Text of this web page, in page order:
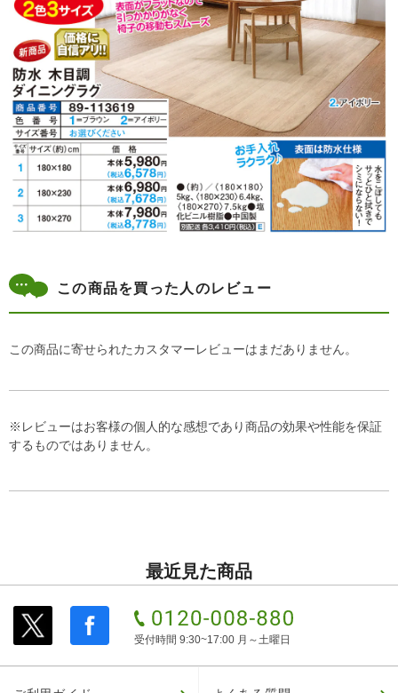
この商品を買った人のレビュー
この商品に寄せられたカスタマーレビューはまだありません。
※レビューはお客様の個人的な感想であり商品の効果や性能を保証
するものではありません。
最近見た商品
受付時間 9:30~17:00 月～土曜日